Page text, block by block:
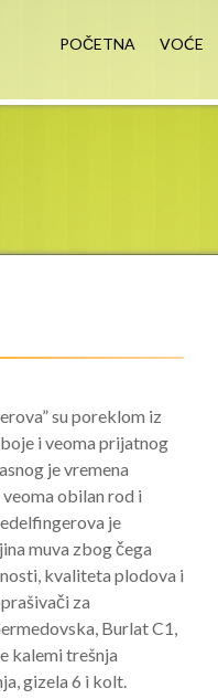
POČETNA VOĆE
su poreklom iz
i veoma prijatnog
je vremena
obilan rod i
je
muva zbog čega
kvaliteta plodova i
za
Burlat C1,
kalemi trešnja
gizela 6 i kolt.